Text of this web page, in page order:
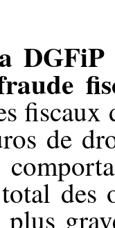
fiscaux
de
des
plus